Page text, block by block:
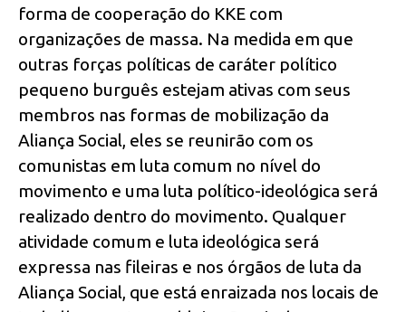
forma de cooperação do KKE com
organizações de massa. Na medida em que
outras forças políticas de caráter político
pequeno burguês estejam ativas com seus
membros nas formas de mobilização da
Aliança Social, eles se reunirão com os
comunistas em luta comum no nível do
movimento e uma luta político-ideológica será
realizado dentro do movimento. Qualquer
atividade comum e luta ideológica será
expressa nas fileiras e nos órgãos de luta da
Aliança Social, que está enraizada nos locais de